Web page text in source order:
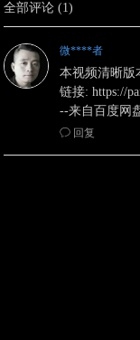
全部评论 (1)
微****者
本视频清晰版
链接: https://
--来自百度网
ꂖ 回复